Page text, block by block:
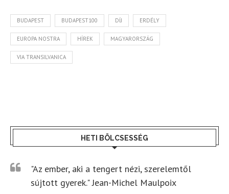
BUDAPEST BUDAPEST100 DÍJ ERDÉLY
EUROPA NOSTRA HÍREK MAGYARORSZÁG
VIA TRANSILVANICA
HETI BÖLCSESSÉG
"Az ember, aki a tengert nézi, szerelemtől
sújtott gyerek." Jean-Michel Maulpoix